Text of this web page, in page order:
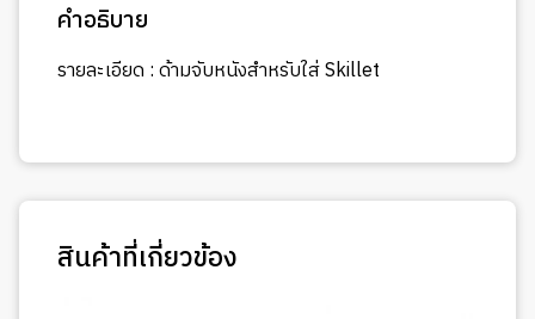
คำอธิบาย
รายละเอียด : ด้ามจับหนังสำหรับใส่ Skillet
สินค้าที่เกี่ยวข้อง